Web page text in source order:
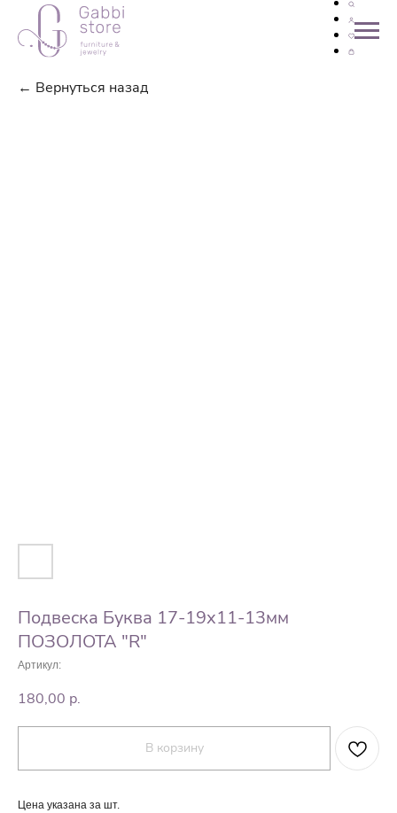
← Вернуться назад
Подвеска Буква 17-19х11-13мм
ПОЗОЛОТА "R"
Артикул:
180,00 р.
В корзину
Цена указана за шт.